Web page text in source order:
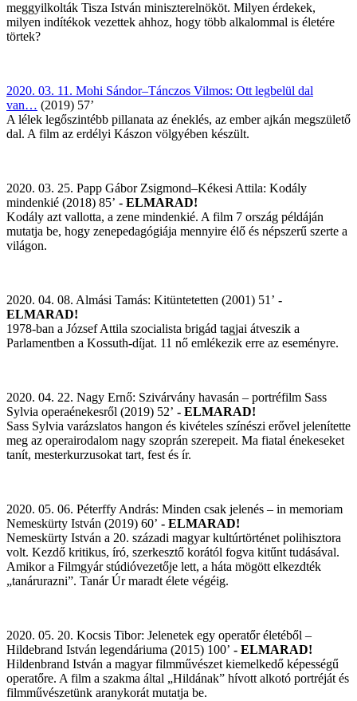
meggyilkolták Tisza István miniszterelnököt. Milyen érdekek,
milyen indítékok vezettek ahhoz, hogy több alkalommal is életére
törtek?
2020. 03. 11. Mohi Sándor–Tánczos Vilmos: Ott legbelül dal
van… (2019) 57’
A lélek legőszintébb pillanata az éneklés, az ember ajkán megszülető
dal. A film az erdélyi Kászon völgyében készült.
2020. 03. 25. Papp Gábor Zsigmond–Kékesi Attila: Kodály
mindenkié (2018) 85’ - ELMARAD!
Kodály azt vallotta, a zene mindenkié. A film 7 ország példáján
mutatja be, hogy zenepedagógiája mennyire élő és népszerű szerte a
világon.
2020. 04. 08. Almási Tamás: Kitüntetetten (2001) 51’ -
ELMARAD!
1978-ban a József Attila szocialista brigád tagjai átveszik a
Parlamentben a Kossuth-díjat. 11 nő emlékezik erre az eseményre.
2020. 04. 22. Nagy Ernő: Szivárvány havasán – portréfilm Sass
Sylvia operaénekesről (2019) 52’ - ELMARAD!
Sass Sylvia varázslatos hangon és kivételes színészi erővel jelenítette
meg az operairodalom nagy szoprán szerepeit. Ma fiatal énekeseket
tanít, mesterkurzusokat tart, fest és ír.
2020. 05. 06. Péterffy András: Minden csak jelenés – in memoriam
Nemeskürty István (2019) 60’ - ELMARAD!
Nemeskürty István a 20. századi magyar kultúrtörténet polihisztora
volt. Kezdő kritikus, író, szerkesztő korától fogva kitűnt tudásával.
Amikor a Filmgyár stúdióvezetője lett, a háta mögött elkezdték
„tanárurazni”. Tanár Úr maradt élete végéig.
2020. 05. 20. Kocsis Tibor: Jelenetek egy operatőr életéből –
Hildebrand István legendáriuma (2015) 100’ - ELMARAD!
Hildenbrand István a magyar filmművészet kiemelkedő képességű
operatőre. A film a szakma által „Hildának” hívott alkotó portréját és
filmművészetünk aranykorát mutatja be.